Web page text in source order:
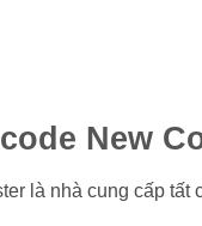
New
là nhà cung cấp